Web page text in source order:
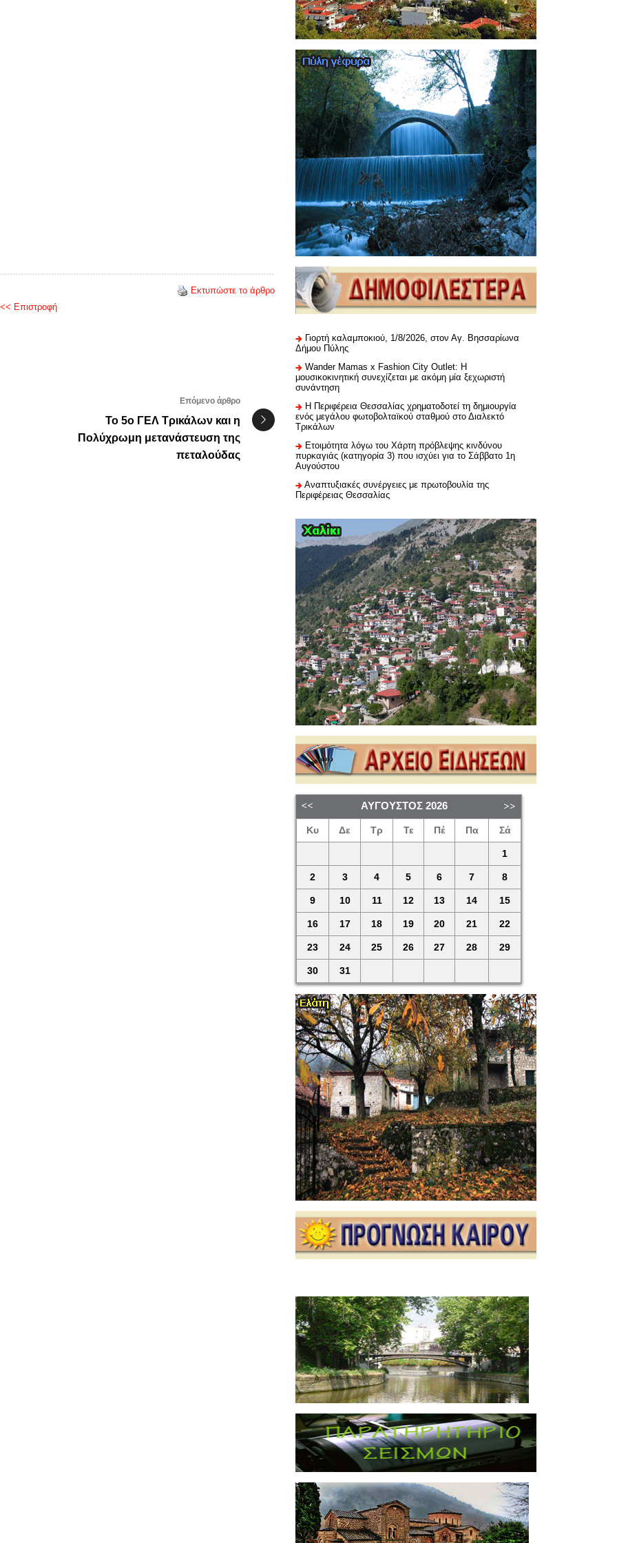
Εκτυπώστε το άρθρο
<< Επιστροφή
Επόμενο άρθρο
Το 5ο ΓΕΛ Τρικάλων και η
Πολύχρωμη μετανάστευση της
πεταλούδας
Γιορτή καλαμποκιού, 1/8/2026, στον Αγ. Βησσαρίωνα
Δήμου Πύλης
Wander Mamas x Fashion City Outlet: Η
μουσικοκινητική συνεχίζεται με ακόμη μία ξεχωριστή
συνάντηση
H Περιφέρεια Θεσσαλίας χρηματοδοτεί τη δημιουργία
ενός μεγάλου φωτοβολταϊκού σταθμού στο Διαλεκτό
Τρικάλων
Ετοιμότητα λόγω του Χάρτη πρόβλεψης κινδύνου
πυρκαγιάς (κατηγορία 3) που ισχύει για το Σάββατο 1η
Αυγούστου
Αναπτυξιακές συνέργειες με πρωτοβουλία της
Περιφέρειας Θεσσαλίας
ΑΎΓΟΥΣΤΟΣ 2026
Κυ Δε Τρ Τε Πέ Πα Σά
1
2 3 4 5 6 7 8
9 10 11 12 13 14 15
16 17 18 19 20 21 22
23 24 25 26 27 28 29
30 31